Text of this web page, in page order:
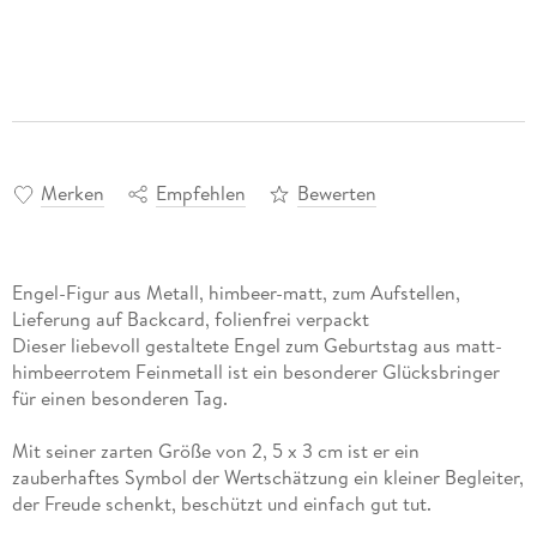
Merken Empfehlen Bewerten
Engel-Figur aus Metall, himbeer-matt, zum Aufstellen,
Lieferung auf Backcard, folienfrei verpackt
Dieser liebevoll gestaltete Engel zum Geburtstag aus matt-
himbeerrotem Feinmetall ist ein besonderer Glücksbringer
für einen besonderen Tag.
Mit seiner zarten Größe von 2, 5 x 3 cm ist er ein
zauberhaftes Symbol der Wertschätzung ein kleiner Begleiter,
der Freude schenkt, beschützt und einfach gut tut.